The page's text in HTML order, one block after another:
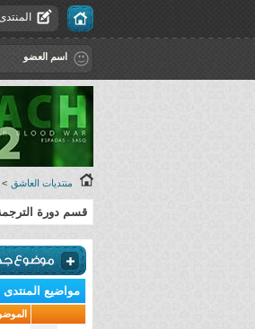
منتديات العاشق >
قسم دورة
مواضيع المنتدى